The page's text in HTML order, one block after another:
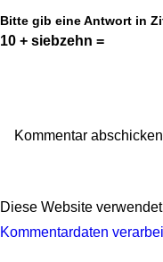
Bitte gib eine Antwort in
10 + siebzehn =
Diese Website
Kommentardaten